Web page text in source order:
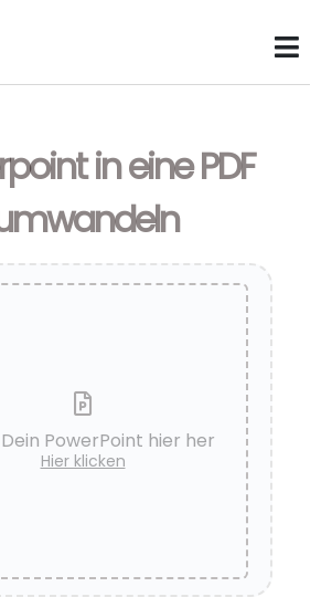
in eine PDF
PowerPoint hier her
Hier klicken